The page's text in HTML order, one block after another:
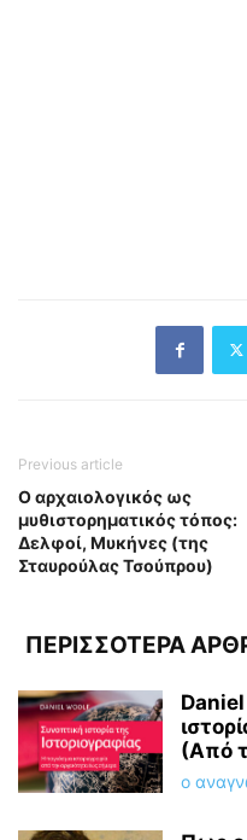
Previous article
Ο αρχαιολογικός ως
μυθιστορηματικός τόπος:
Δελφοί, Μυκήνες (της
Σταυρούλας Τσούπρου)
ΠΕΡΙΣΣΟΤΕΡΑ
(Από
ο